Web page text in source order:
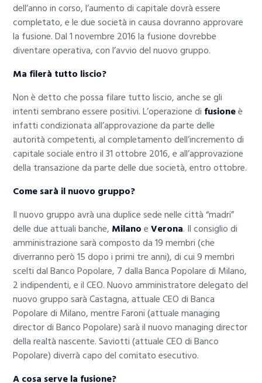
dell’anno in corso, l’aumento di capitale dovrà essere
completato, e le due società in causa dovranno approvare
la fusione. Dal 1 novembre 2016 la fusione dovrebbe
diventare operativa, con l’avvio del nuovo gruppo.
Ma filerà tutto liscio?
Non è detto che possa filare tutto liscio, anche se gli
intenti sembrano essere positivi. L’operazione di fusioneè
infatti condizionata all’approvazione da parte delle
autorità competenti, al completamento dell’incremento di
capitale sociale entro il 31 ottobre 2016, e all’approvazione
della transazione da parte delle due società, entro ottobre.
Come sarà il nuovo gruppo?
Il nuovo gruppo avrà una duplice sede nelle città “madri”
delle due attuali banche, MilanoeVerona. Il consiglio di
amministrazione sarà composto da 19 membri (che
diverranno però 15 dopo i primi tre anni), di cui 9 membri
scelti dal Banco Popolare, 7 dalla Banca Popolare di Milano,
2 indipendenti, e il CEO. Nuovo amministratore delegato del
nuovo gruppo sarà Castagna, attuale CEO di Banca
Popolare di Milano, mentre Faroni (attuale managing
director di Banco Popolare) sarà il nuovo managing director
della realtà nascente. Saviotti (attuale CEO di Banco
Popolare) diverrà capo del comitato esecutivo.
A cosa serve la fusione?